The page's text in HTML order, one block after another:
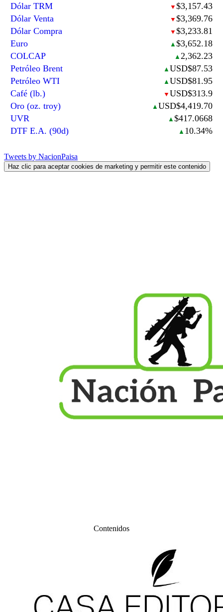
Dólar TRM ▼ $3,157.43
Dólar Venta
▼ $3,369.76
Dólar Compra
▼ $3,233.81
Euro
▲ $3,652.18
COLCAP
▲ 2,362.23
Petróleo Brent
▲ USD$87.53
Petróleo WTI
▲ USD$81.95
Café (lb.)
▼ USD$313.9
Oro (oz. troy)
▲ USD$4,419.70
UVR
▲ $417.0668
DTF E.A. (90d)
▲ 10.34%
Tweets by NacionPaisa
Haz clic para aceptar cookies de marketing y permitir este contenido
Contenidos